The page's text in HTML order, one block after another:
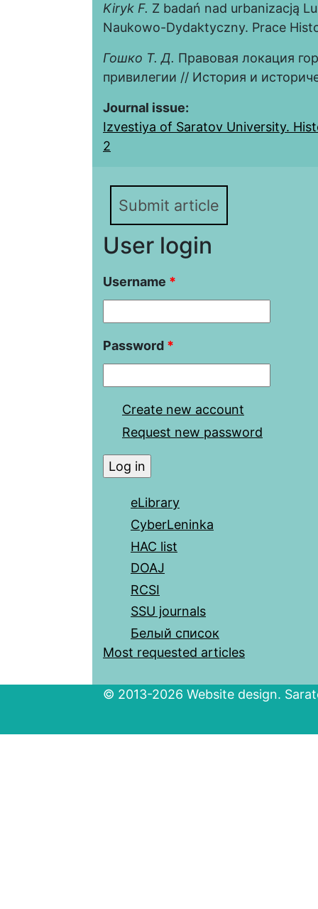
Kiryk F. Z badań nad urbanizacją
Naukowo-Dydaktyczny. Prace
Гошко Т. Д. Правовая локация
привилегии // История и
Journal issue:
Izvestiya of Saratov University.
2
Submit article
User login
Username *
Password *
Create new account
Request new password
eLibrary
CyberLeninka
HAC list
DOAJ
RCSI
SSU journals
Белый список
Most requested articles
© 2013-2026 Website design.